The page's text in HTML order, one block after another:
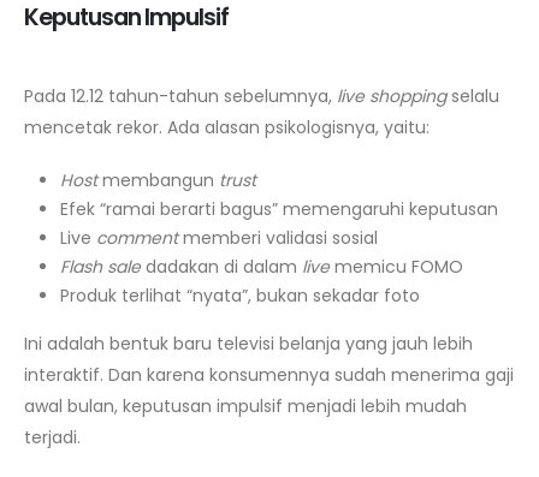
Keputusan Impulsif
Pada 12.12 tahun-tahun sebelumnya, live shoppingselalu
mencetak rekor. Ada alasan psikologisnya, yaitu:
Hostmembangun trust
Efek “ramai berarti bagus” memengaruhi keputusan
Live commentmemberi validasi sosial
Flash saledadakan di dalam livememicu FOMO
Produk terlihat “nyata”, bukan sekadar foto
Ini adalah bentuk baru televisi belanja yang jauh lebih
interaktif. Dan karena konsumennya sudah menerima gaji
awal bulan, keputusan impulsif menjadi lebih mudah
terjadi.